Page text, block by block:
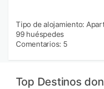
Tipo de alojamiento:
99 huéspedes
Comentarios: 5
Top Destinos